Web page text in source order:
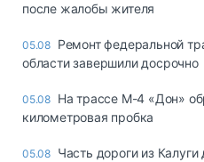
после жалобы жителя
05.08 Ремонт федеральной
области завершили досрочно
05.08 На трассе М-4 «Дон»
километровая пробка
05.08 Часть дороги из